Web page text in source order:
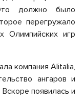
должно было
перегружало
Олимпийских игр
компания Alitalia,
ангаров и
появилась и